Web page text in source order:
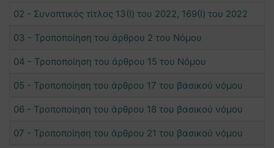
02 - Συνοπτικός τίτλος 13(Ι) του 2022, 169(Ι) του 2022
03 - Τροποποίηση του άρθρου 2 του Νόμου
04 - Τροποποίηση του άρθρου 15 του Νόμου
05 - Τροποποίηση του άρθρου 17 του βασικού νόμου
06 - Τροποποίηση του άρθρου 18 του βασικού νόμου
07 - Τροποποίηση του άρθρου 21 του βασικού νόμου